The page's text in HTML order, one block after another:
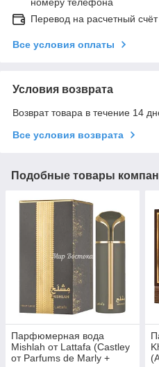
Перевод на расчетный
Все условия оплаты
Условия возврата
Возврат товара в течение 14
Все условия возврата
Подобные товары
Парфюмерная вода
Mishlah от Lattafa (Castley
от Parfums de Marly +